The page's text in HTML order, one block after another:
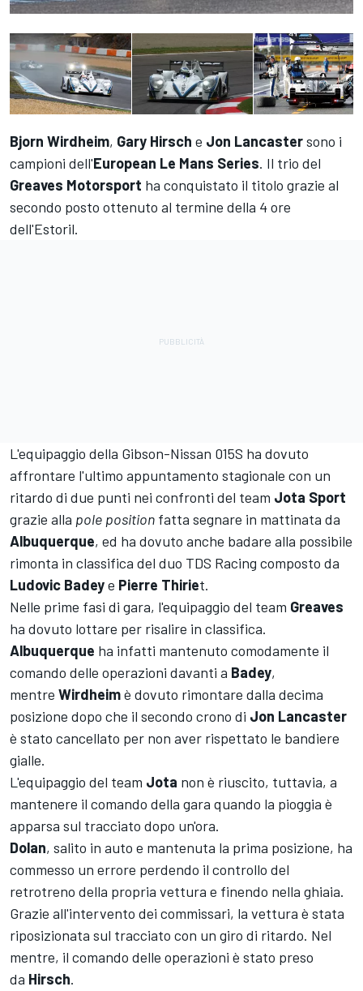
Bjorn Wirdheim, Gary Hirsch e Jon Lancastersono i
campioni dell'European Le Mans Series. Il trio del
Greaves Motorsport ha conquistato il titolo grazie al
secondo posto ottenuto al termine della 4 ore
dell'Estoril.
L'equipaggio della Gibson-Nissan 015S ha dovuto
affrontare l'ultimo appuntamento stagionale con un
ritardo di due punti nei confronti del team Jota Sport
grazie alla pole position fatta segnare in mattinata da
Albuquerque, ed ha dovuto anche badare alla possibile
rimonta in classifica del duo TDS Racing composto da
Ludovic Badeye Pierre Thiriet.
Nelle prime fasi di gara, l'equipaggio del team Greaves
ha dovuto lottare per risalire in classifica.
Albuquerque ha infatti mantenuto comodamente il
comando delle operazioni davanti a Badey,
mentre Wirdheimè dovuto rimontare dalla decima
posizione dopo che il secondo crono di Jon Lancaster
è stato cancellato per non aver rispettato le bandiere
gialle.
L'equipaggio del team Jota non è riuscito, tuttavia, a
mantenere il comando della gara quando la pioggia è
apparsa sul tracciato dopo un'ora.
Dolan, salito in auto e mantenuta la prima posizione, ha
commesso un errore perdendo il controllo del
retrotreno della propria vettura e finendo nella ghiaia.
Grazie all'intervento dei commissari, la vettura è stata
riposizionata sul tracciato con un giro di ritardo. Nel
mentre, il comando delle operazioni è stato preso
da Hirsch.